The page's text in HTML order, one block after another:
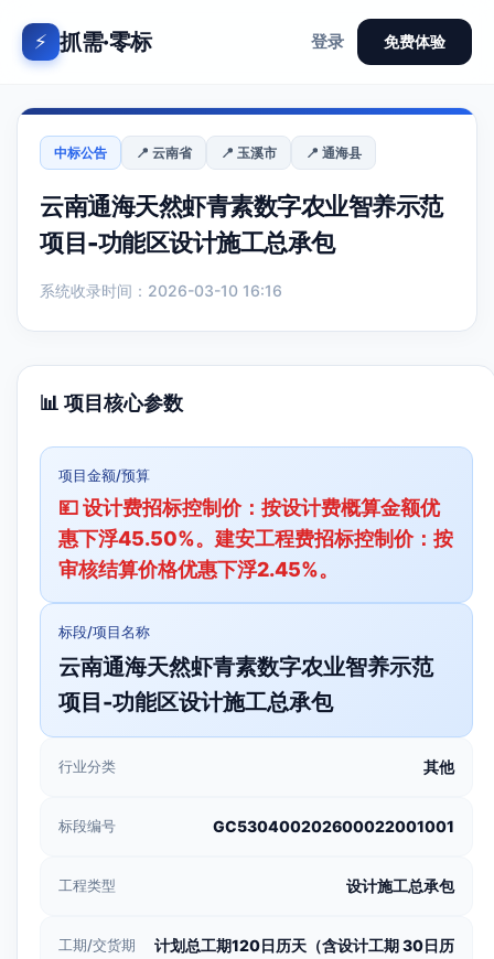
⚡ 抓需·零标 登录 免费体验
中标公告 📍 云南省 📍 玉溪市 📍 通海县
云南通海天然虾青素数字农业智养示范
项目-功能区设计施工总承包
系统收录时间：2026-03-10 16:16
📊 项目核心参数
项目金额/预算
💴 设计费招标控制价：按设计费概算金额优
惠下浮45.50%。建安工程费招标控制价：按
审核结算价格优惠下浮2.45%。
标段/项目名称
云南通海天然虾青素数字农业智养示范
项目-功能区设计施工总承包
行业分类 其他
标段编号 GC530400202600022001001
工程类型 设计施工总承包
工期/交货期
计划总工期120日历天（含设计工期 30日历